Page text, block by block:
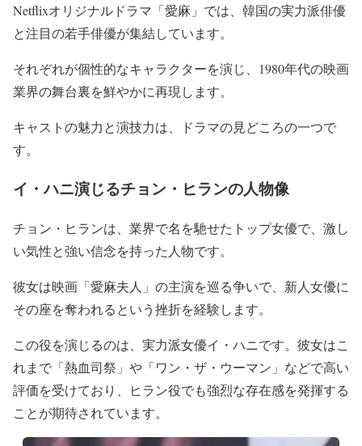
Netflixオリジナルドラマ「愛麻」では、韓国の実力派俳優
と注目の若手俳優が集結しています。
それぞれが個性的なキャラクターを演じ、1980年代の映画
業界の舞台裏を鮮やかに再現します。
キャストの魅力と演技力は、ドラマの見どころの一つで
す。
イ・ハニ演じるチョン・ヒランの人物像
チョン・ヒランは、業界で名を馳せたトップ女優で、激し
い気性と強い信念を持った人物です。
彼女は映画「愛麻夫人」の主演を巡る争いで、新人女優に
その座を奪われるという挫折を経験します。
この役を演じるのは、実力派女優イ・ハニです。彼女はこ
れまで「熱血司祭」や「ワン・ザ・ウーマン」などで高い
評価を受けており、ヒラン役でも強烈な存在感を発揮する
ことが期待されています。